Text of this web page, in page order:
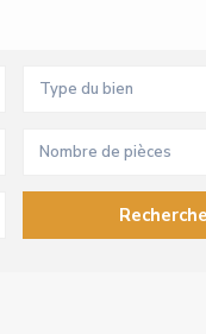
Type du bien
Nombre de pièces